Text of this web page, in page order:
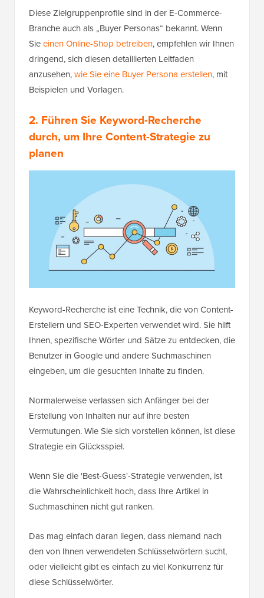
Diese Zielgruppenprofile sind in der E-Commerce-
Branche auch als „Buyer Personas“ bekannt. Wenn
Sieeinen Online-Shop betreiben, empfehlen wir Ihnen
dringend, sich diesen detaillierten Leitfaden
anzusehen,wie Sie eine Buyer Persona erstellen, mit
Beispielen und Vorlagen.
2. Führen Sie Keyword-Recherche
durch, um Ihre Content-Strategie zu
planen
Keyword-Recherche ist eine Technik, die von Content-
Erstellern und SEO-Experten verwendet wird. Sie hilft
Ihnen, spezifische Wörter und Sätze zu entdecken, die
Benutzer in Google und andere Suchmaschinen
eingeben, um die gesuchten Inhalte zu finden.
Normalerweise verlassen sich Anfänger bei der
Erstellung von Inhalten nur auf ihre besten
Vermutungen. Wie Sie sich vorstellen können, ist diese
Strategie ein Glücksspiel.
Wenn Sie die 'Best-Guess'-Strategie verwenden, ist
die Wahrscheinlichkeit hoch, dass Ihre Artikel in
Suchmaschinen nicht gut ranken.
Das mag einfach daran liegen, dass niemand nach
den von Ihnen verwendeten Schlüsselwörtern sucht,
oder vielleicht gibt es einfach zu viel Konkurrenz für
diese Schlüsselwörter.